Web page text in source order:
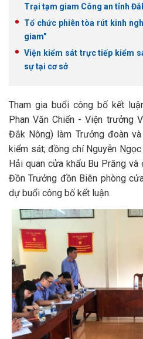
Trại tạm giam Công an tỉnh
Tổ chức phiên tòa rút kinh
giam"
Viện kiểm sát trực tiếp kiểm
sự tại cơ sở
Tham gia buổi công bố kết
Phan Văn Chiến - Viện trưởng
Đắk Nông) làm Trưởng đoàn
kiểm sát; đồng chí Nguyễn
Hải quan cửa khẩu Bu Prăng và
Đồn Trưởng đồn Biên phòng
dự buổi công bố kết luận.